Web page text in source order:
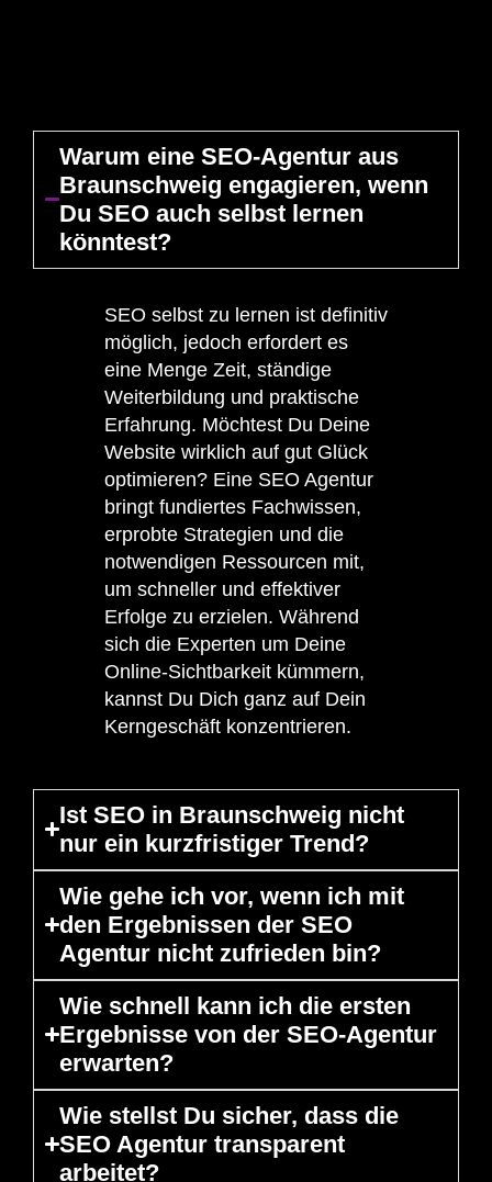
Warum eine SEO-Agentur aus
Braunschweig engagieren, wenn
Du SEO auch selbst lernen
könntest?
SEO selbst zu lernen ist definitiv
möglich, jedoch erfordert es
eine Menge Zeit, ständige
Weiterbildung und praktische
Erfahrung. Möchtest Du Deine
Website wirklich auf gut Glück
optimieren? Eine SEO Agentur
bringt fundiertes Fachwissen,
erprobte Strategien und die
notwendigen Ressourcen mit,
um schneller und effektiver
Erfolge zu erzielen. Während
sich die Experten um Deine
Online-Sichtbarkeit kümmern,
kannst Du Dich ganz auf Dein
Kerngeschäft konzentrieren.
Ist SEO in Braunschweig nicht
nur ein kurzfristiger Trend?
Wie gehe ich vor, wenn ich mit
den Ergebnissen der SEO
Agentur nicht zufrieden bin?
Wie schnell kann ich die ersten
Ergebnisse von der SEO-Agentur
erwarten?
Wie stellst Du sicher, dass die
SEO Agentur transparent
arbeitet?